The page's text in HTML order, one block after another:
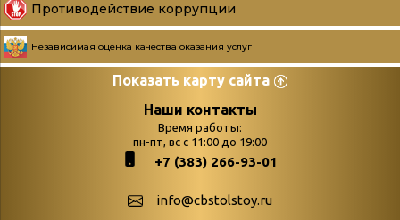
Противодействие коррупции
Независимая оценка качества оказания услуг
Показать карту сайта
Страницы
podvedenie-itogov-festivalya-
paskhalnaya-palitra
поступлений
Война. Народ.
Наши контакты
Время работы:
пн-пт, вс с 11:00 до 19:00
+7 (383) 266-93-01
info@cbstolstoy.ru